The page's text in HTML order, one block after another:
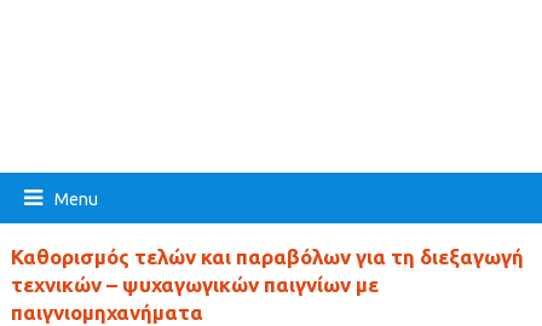
Menu
Καθορισμός τελών και παραβόλων για τη διεξαγωγή
τεχνικών – ψυχαγωγικών παιγνίων με
παιγνιομηχανήματα